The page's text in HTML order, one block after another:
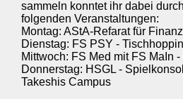
sammeln konntet ihr dabei
folgenden Veranstaltungen:
Montag: AStA-Refarat für
Dienstag: FS PSY -
Mittwoch: FS Med mit FS MaIn -
Donnerstag: HSGL -
Takeshis Campus